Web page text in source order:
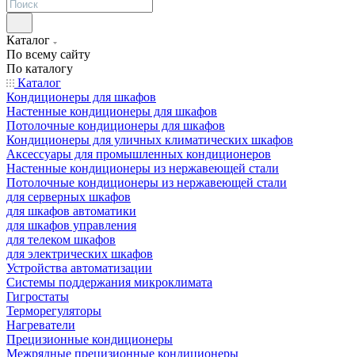
Каталог
По всему сайту
По каталогу
Каталог
Кондиционеры для шкафов
Настенные кондиционеры для шкафов
Потолочные кондиционеры для шкафов
Кондиционеры для уличных климатических шкафов
Аксессуары для промышленных кондиционеров
Настенные кондиционеры из нержавеющей стали
Потолочные кондиционеры из нержавеющей стали
для серверных шкафов
для шкафов автоматики
для шкафов управления
для телеком шкафов
для электрических шкафов
Устройства автоматизации
Системы поддержания микроклимата
Гигростаты
Терморегуляторы
Нагреватели
Прецизионные кондиционеры
Mежрядные прецизионные кондиционеры